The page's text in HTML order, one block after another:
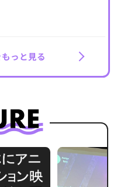
っと見る